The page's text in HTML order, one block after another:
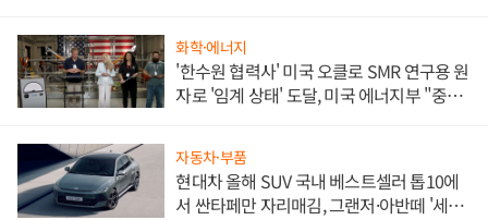
화학·에너지
'한수원 협력사' 미국 오클로 SMR 연구용 원
자로 '임계 상태' 도달, 미국 에너지부 "중요
자동차·부품
현대차 올해 SUV 국내 베스트셀러 톱10에
서 싼타페만 자리매김, 그랜저·아반떼 '세단